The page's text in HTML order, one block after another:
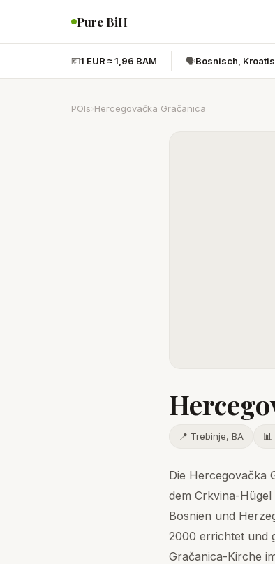
Pure BiH
💶1 EUR ≈ 1,96 BAM 🗣️Bosnisch,
POIs Hercegovačka Gračanica
📍 Trebinje, BA
Die Hercegovačka
dem Crkvina-
Bosnien und
2000 errichtet und
Gračanica-Kirche